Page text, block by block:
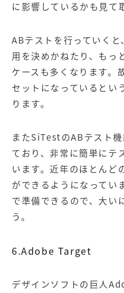
に影響しているかも見て
ABテストを行っていく
用を決めかねたり、もっ
ケースも多くなります。
セットになっているとい
ります。
またSiTestのABテスト
ており、非常に簡単にテ
います。近年のほとんど
ができるようになってい
で準備できるので、大い
う。
6.Adobe Target
デザインソフトの巨人